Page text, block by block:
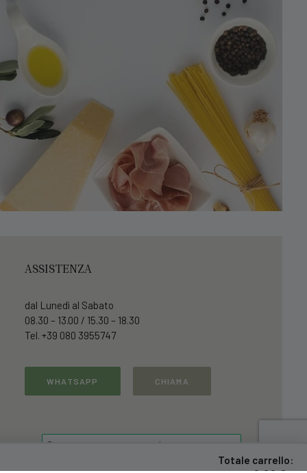
ASSISTENZA
dal Lunedì al Sabato
08.30 – 13.00 / 15.30 – 18.30
Tel. +39 080 3955747
WHATSAPP CHIAMA
Totale carrello: